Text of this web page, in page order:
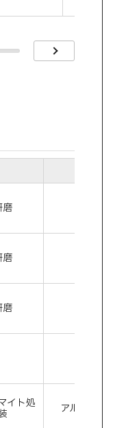
磨
磨
磨
イト処 アルミニウム